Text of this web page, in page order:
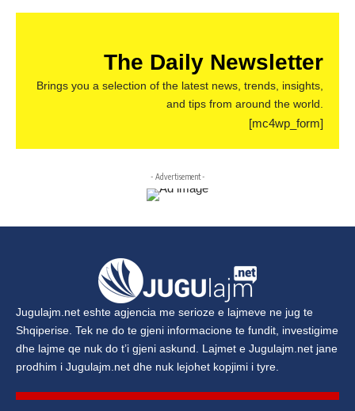
The Daily Newsletter
Brings you a selection of the latest news, trends, insights,
and tips from around the world.
[mc4wp_form]
- Advertisement -
Jugulajm.net eshte agjencia me serioze e lajmeve ne jug te
Shqiperise. Tek ne do te gjeni informacione te fundit, investigime
dhe lajme qe nuk do t’i gjeni askund. Lajmet e Jugulajm.net jane
prodhim i Jugulajm.net dhe nuk lejohet kopjimi i tyre.